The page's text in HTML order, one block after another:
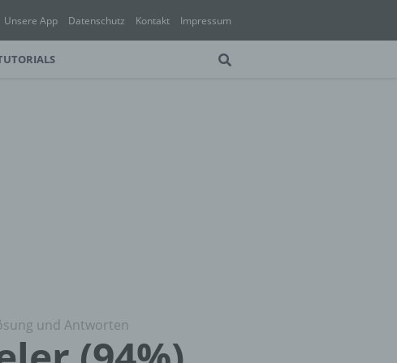
Unsere App Datenschutz Kontakt Impressum
und Antworten